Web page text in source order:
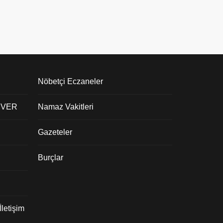
Nöbetçi Eczaneler
Namaz Vakitleri
Gazeteler
Burçlar